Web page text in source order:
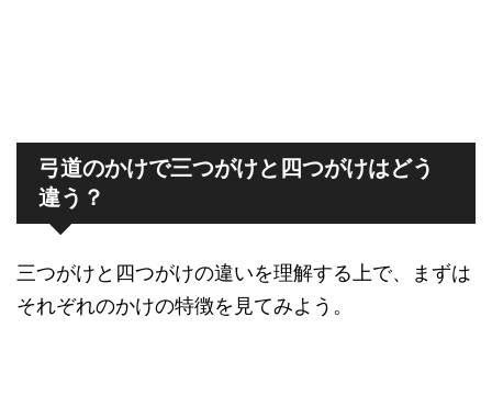
弓道のかけで三つがけと四つがけはどう
違う？
三つがけと四つがけの違いを理解する上で、まずは
それぞれのかけの特徴を見てみよう。